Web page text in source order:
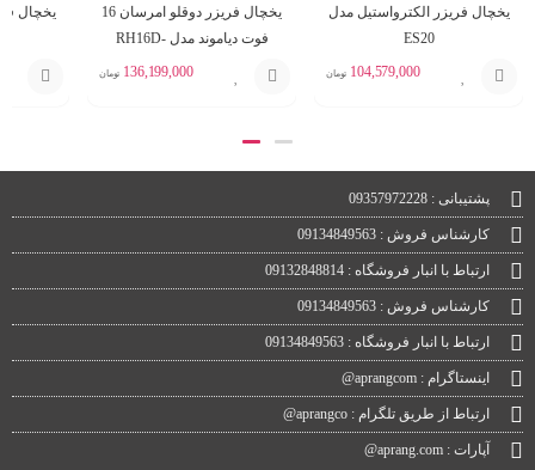
یخچال فریزر الکترواستیل مدل
ES20
104,579,000 تومان
یخچال فریزر دوقلو امرسان 16
فوت دیاموند مدل RH16D-
FN16D
136,199,000 تومان
گزینه
یخچال
پشتیبانی : 09357972228
کارشناس فروش : 09134849563
ارتباط با انبار فروشگاه : 09132848814
کارشناس فروش : 09134849563
ارتباط با انبار فروشگاه : 09134849563
اینستاگرام : aprangcom@
ارتباط از طریق تلگرام : aprangco@
آپارات : aprang.com@